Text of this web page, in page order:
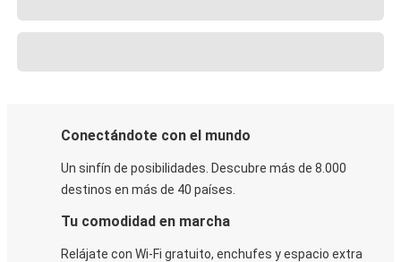
Conectándote con el mundo
Un sinfín de posibilidades. Descubre más de 8.000
destinos en más de 40 países.
Tu comodidad en marcha
Relájate con Wi-Fi gratuito, enchufes y espacio extra